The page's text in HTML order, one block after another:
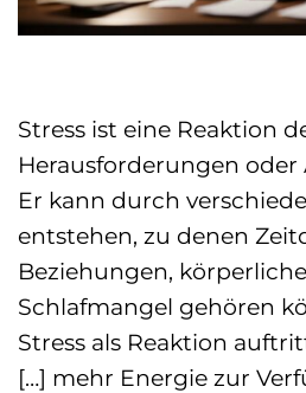
Stress ist eine Reaktion
Herausforderungen
Er kann durch
entstehen, zu denen
Beziehungen,
Schlafmangel gehören
Stress als Reaktion
[…] mehr Energie zur